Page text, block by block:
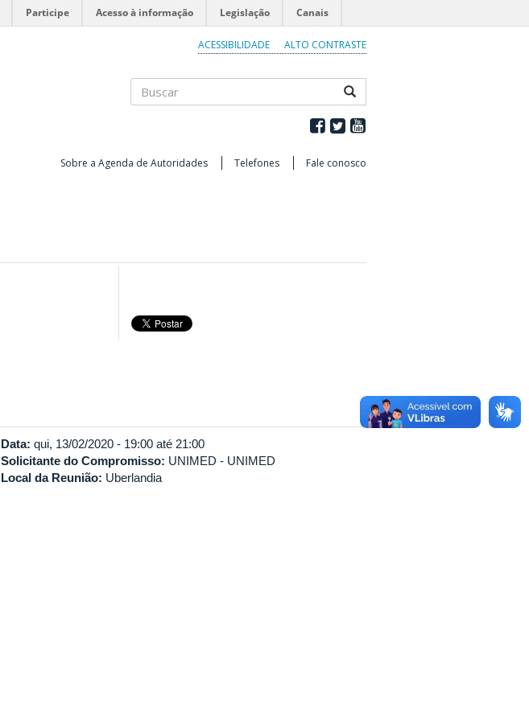
Participe Acesso à informação Legislação Canais
ACESSIBILIDADE ALTO CONTRASTE
Sobre a Agenda de Autoridades Telefones Fale conosco
Data: qui, 13/02/2020 - 19:00 até 21:00
Solicitante do Compromisso: UNIMED - UNIMED
Local da Reunião: Uberlandia